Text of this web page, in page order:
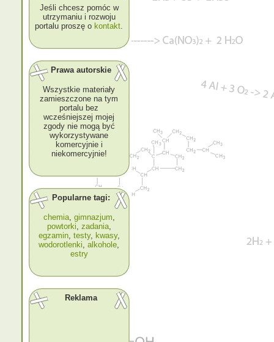
Jeśli chcesz pomóc w
utrzymaniu i rozwoju
portalu proszę o kontakt.
Prawa autorskie
Wszystkie materiały
zamieszczone na tym
portalu bez
wcześniejszej mojej
zgody nie mogą być
wykorzystywane
komercyjnie i
niekomercyjnie!
Popularne tagi:
chemia, gimnazjum,
powtorki, zadania,
egzamin, testy, kwasy,
wodorotlenki, alkohole,
estry
Reklama